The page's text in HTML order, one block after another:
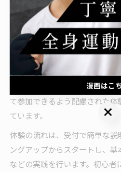
まずは気軽にキックボクシン
キックボクシングが初めての
参加するのがおすすめです。体
ング内容やジムの雰囲気、トレ
確認できるため、自分に合っ
ことができます。特に太田市の
て参加できるよう配慮された
ています。
体験の流れは、受付で簡単な説
ングアップからスタートし、
などの実践を行います。初心者
漫画はこち
漫画はこ